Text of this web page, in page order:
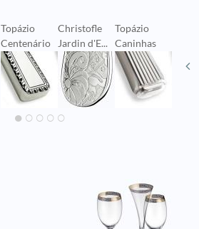
Topázio
Centenário
Christofle
Jardin d'E...
Topázio
Caninhas